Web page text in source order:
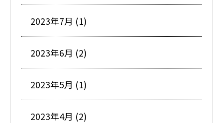
2023年7月 (1)
2023年6月 (2)
2023年5月 (1)
2023年4月 (2)